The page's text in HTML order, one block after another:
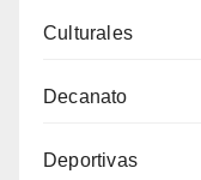
Culturales
Decanato
Deportivas